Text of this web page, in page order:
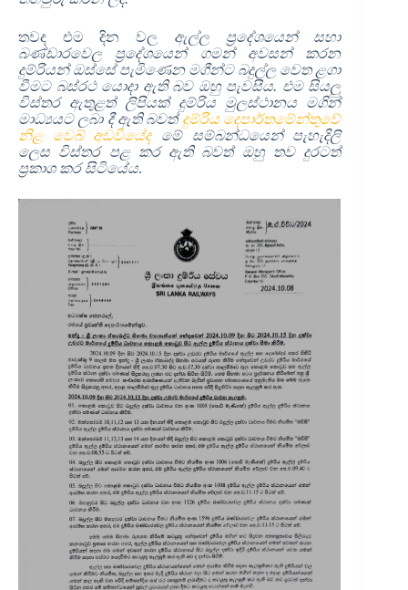
තවද එම දින වල ඇල්ල ප්‍රදේශයෙන් සහා
බණ්ඩාරවෙල ප්‍රදේශයෙන් ගමන් අවසන් කරන
දුම්රියන් ඔස්සේ පැමිණෙන මගීන්ට බදුල්ල වෙත ළගා
වීමට බස්රථ යොදා ඇති බව ඔහු පැවසීය. එම සියලු
විස්තර ඇතුළත් ලිපියක් දුම්රිය මුලස්ථානය මගින්
මාධ්‍යයට ලබා දී ඇති බවත්දුම්රිය දෙපාර්තමේන්තුවේ
නිළ වෙබ් අඩවියේදමේ සම්බන්ධයෙන් පැහැදිලි
ලෙස විස්තර පළ කර ඇති බවත් ඔහු තව දුරටත්
ප්‍රකාශ කර සිටියේය.